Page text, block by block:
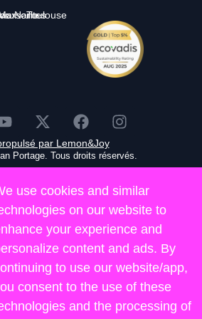
Nantes
Toulouse
Portage. Tous droits réservés.
par Lemon&Joy
use cookies and similar
on our website to
your experience and
content and ads. By
to use our website/app,
consent to the use of these
and the processing of